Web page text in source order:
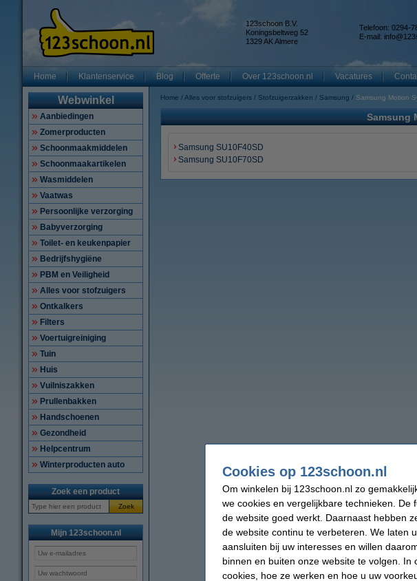
123schoon B.V.
Koningsbeltweg 52
1329 AK Almere
Telefoon: 0294-
E-mail:
Home Klantenservice Blog Offerte Over 123schoon.nl Vacatures
Webwinkel
Aanbiedingen
Zomerproducten
Schoonmaakmiddelen
Schoonmaakartikelen
Wasmiddelen
Vaatwas
Persoonlijke verzorging
Babyverzorging
Toilet- en keukenpapier
Bedrijfshygiëne
PBM en Veiligheid
Alles voor stofzuigers
Ontkalkers
Filters
Voertuigreiniging
Tuin
Huis
Vuilniszakken
Prullenbakken
Handschoenen
Gezondheid
Helpcentrum
Winterproducten auto
Zoek een product
Zoek
Mijn 123schoon.nl
Home Alles voor stofzuigers Stofzuigerzakken Samsung Samsung Motion
Samsung
Samsung SU10F40SD
Samsung SU10F70SD
Cookies op 123schoon.nl
Om winkelen bij 123schoon.nl zo
we cookies en vergelijkbare technieken. De
de website goed werkt. Daarnaast hebben
de website continu te verbeteren. We laten
aansluiten bij uw interesses en willen
binnen en buiten onze website te volgen. In
cookies, hoe ze werken en hoe u uw